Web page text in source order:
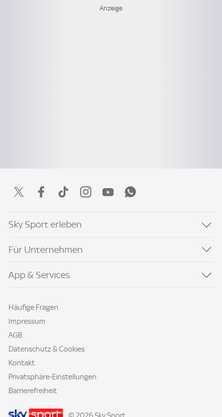
Sky Sport erleben
Für Unternehmen
App & Services
Häufige Fragen
Impressum
AGB
Datenschutz & Cookies
Kontakt
Privatsphäre-Einstellungen
Barrierefreiheit
© 2026 Sky Sport